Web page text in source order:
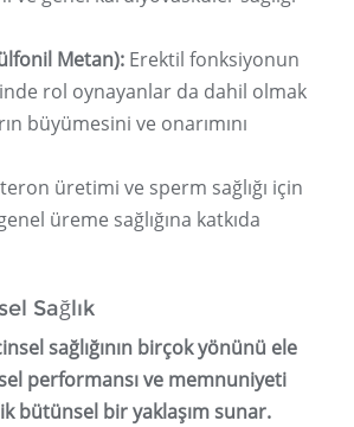
Metan): Erektil fonksiyonun
rol oynayanlar da dahil olmak
büyümesini ve onarımını
üretimi ve sperm sağlığı için
üreme sağlığına katkıda
Sağlık
sağlığının birçok yönünü ele
performansı ve memnuniyeti
bütünsel bir yaklaşım sunar.